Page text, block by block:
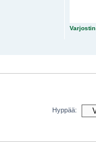
Varjostin
Hyppää: